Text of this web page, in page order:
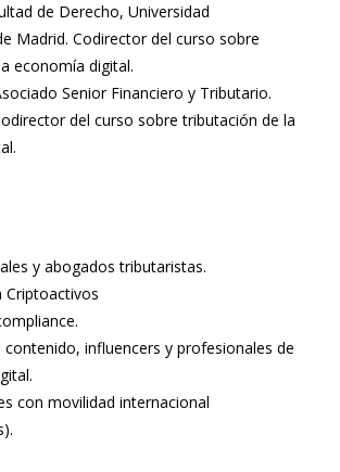
de Derecho, Universidad
Madrid. Codirector del curso sobre
economía digital.
Senior Financiero y Tributario.
del curso sobre tributación de la
y abogados tributaristas.
Criptoactivos
contenido, influencers y profesionales de
con movilidad internacional